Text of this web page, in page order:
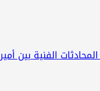
الفنية بين